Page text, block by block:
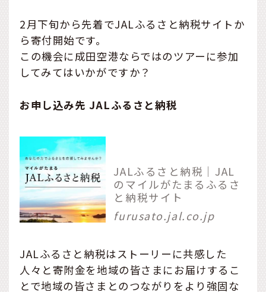
2月下旬から先着でJALふるさと納税サイトか
ら寄付開始です。
この機会に成田空港ならではのツアーに参加
してみてはいかがですか？
お申し込み先 JALふるさと納税
JALふるさと納税｜JAL
のマイルがたまるふるさ
と納税サイト
furusato.jal.co.jp
JALふるさと納税はストーリーに共感した
人々と寄附金を地域の皆さまにお届けするこ
とで地域の皆さまとのつながりをより強固な